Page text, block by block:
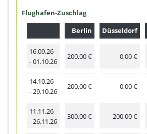
Flughafen-Zuschlag
Berlin
Düsseldorf
16.09.26
- 01.10.26
200,00 € 0,00 €
14.10.26
- 29.10.26
200,00 € 0,00 €
11.11.26
- 26.11.26
300,00 € 200,00 €